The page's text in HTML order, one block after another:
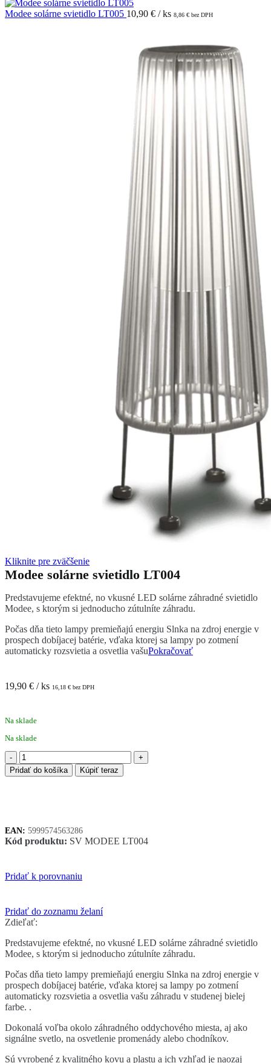
Modee solárne svietidlo LT005 10,90 € / ks 8,86 € bez DPH
Kliknite pre zväčšenie
Modee solárne svietidlo LT004
Predstavujeme efektné, no vkusné LED solárne záhradné svietidlo
Modee, s ktorým si jednoducho zútulníte záhradu.
Počas dňa tieto lampy premieňajú energiu Slnka na zdroj energie v
prospech dobíjacej batérie, vďaka ktorej sa lampy po zotmení
automaticky rozsvietia a osvetlia vašuPokračovať
19,90 € / ks 16,18 € bez DPH
Na sklade
Na sklade
množstvo
Modee
solárne
Pridať do košíka Kúpiť teraz
EAN: 5999574563286
Kód produktu: SV MODEE LT004
Pridať k porovnaniu
Pridať do zoznamu želaní
Zdieľať:
Predstavujeme efektné, no vkusné LED solárne záhradné svietidlo
Modee, s ktorým si jednoducho zútulníte záhradu.
Počas dňa tieto lampy premieňajú energiu Slnka na zdroj energie v
prospech dobíjacej batérie, vďaka ktorej sa lampy po zotmení
automaticky rozsvietia a osvetlia vašu záhradu v studenej bielej
farbe. .
Dokonalá voľba okolo záhradného oddychového miesta, aj ako
signálne svetlo, na osvetlenie promenády alebo chodníkov.
Sú vyrobené z kvalitného kovu a plastu a ich vzhľad je naozaj